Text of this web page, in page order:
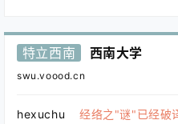
特立西南 西南大学
swu.voood.cn
hexuchu
经络之"谜"已经破